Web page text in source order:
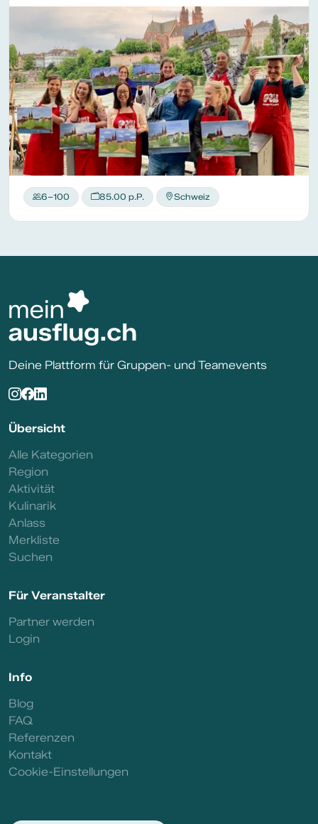
6–100 85.00 p.P. Schweiz
Deine Plattform für Gruppen- und Teamevents
Übersicht
Alle Kategorien
Region
Aktivität
Kulinarik
Anlass
Merkliste
Suchen
Für Veranstalter
Partner werden
Login
Info
Blog
FAQ
Referenzen
Kontakt
Cookie-Einstellungen